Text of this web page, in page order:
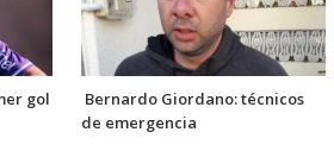
gol
Bernardo Giordano: técnicos
de emergencia